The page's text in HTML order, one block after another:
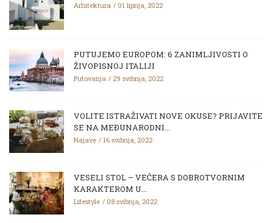
Arhitektura 01 lipnja, 2022
PUTUJEMO EUROPOM: 6 ZANIMLJIVOSTI O
ŽIVOPISNOJ ITALIJI
Putovanja 29 svibnja, 2022
VOLITE ISTRAŽIVATI NOVE OKUSE? PRIJAVITE
SE NA MEĐUNARODNI...
Najave 16 svibnja, 2022
VESELI STOL – VEČERA S DOBROTVORNIM
KARAKTEROM U...
Lifestyle 08 svibnja, 2022